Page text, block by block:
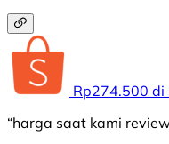
Rp274.500 di
“harga saat kami